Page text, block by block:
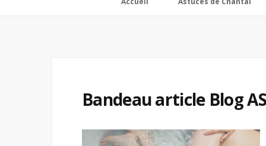
Bandeau article Blog